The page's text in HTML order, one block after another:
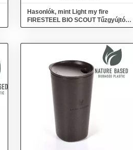
Hasonlók, mint Light my fire
FIRESTEEL BIO SCOUT Tűzgyújtó,
piros, méret